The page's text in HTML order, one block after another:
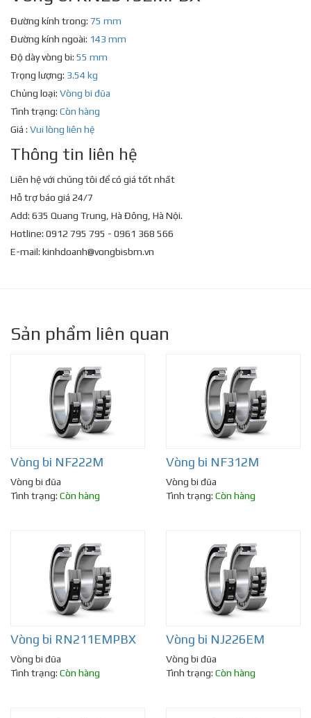
Đường kính trong: 75 mm
Đường kính ngoài: 143 mm
Độ dày vòng bi: 55 mm
Trọng lượng: 3.54 kg
Chủng loại: Vòng bi đũa
Tình trạng: Còn hàng
Giá : Vui lòng liên hệ
Thông tin liên hệ
Liên hệ với chúng tôi để có giá tốt nhất
Hỗ trợ báo giá 24/7
Add: 635 Quang Trung, Hà Đông, Hà Nội.
Hotline: 0912 795 795 - 0961 368 566
E-mail: kinhdoanh@vongbisbm.vn
Sản phẩm liên quan
Vòng bi NF222M
Vòng bi đũa
Tình trạng: Còn hàng
Vòng bi NF312M
Vòng bi đũa
Tình trạng: Còn hàng
Vòng bi RN211EMPBX
Vòng bi đũa
Tình trạng: Còn hàng
Vòng bi NJ226EM
Vòng bi đũa
Tình trạng: Còn hàng